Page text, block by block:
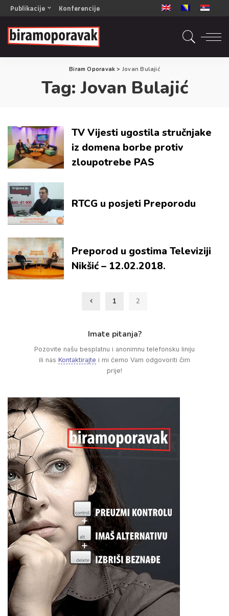
Publikacije
OPORAVAK- Naš zajednički cilj BiH/CG
OPORAVAK- Naš zajednički cilj SRB
RECOVERY- Our common goal ENG
OPORAVAK- Naš zajednički cilj 2
Mala knjiga vještina
Konferencije
Biram Oporavak > Jovan Bulajić
Tag:Jovan Bulajić
TV Vijesti ugostila stručnjake
iz domena borbe protiv
zloupotrebe PAS
RTCG u posjeti Preporodu
Preporod u gostima Televiziji
Nikšić – 12.02.2018.
1 2
Imate pitanja?
Pozovite našu besplatnu i anonimnu telefonsku liniju
ili nas Kontaktirajte i mi ćemo Vam odgovoriti čim
prije!